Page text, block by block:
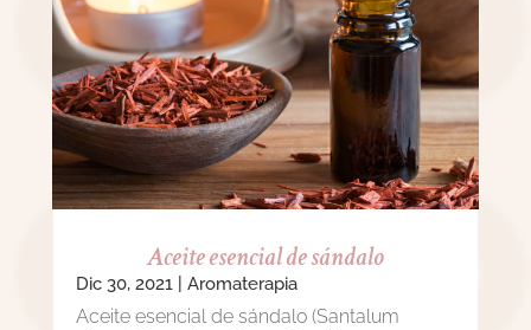
Aceite esencial de sándalo
Dic 30, 2021| Aromaterapia
Aceite esencial de sándalo (Santalum